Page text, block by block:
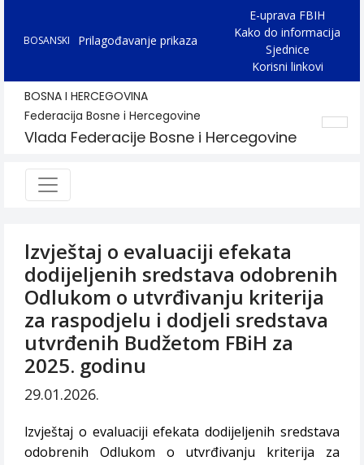
BOSANSKI Prilagođavanje prikaza
E-uprava FBIH
Kako do informacija
Sjednice
Korisni linkovi
BOSNA I HERCEGOVINA
Federacija Bosne i Hercegovine
Vlada Federacije Bosne i Hercegovine
lzvještaj o evaluaciji efekata
dodijeljenih sredstava odobrenih
Odlukom o utvrđivanju kriterija
za raspodjelu i dodjeli sredstava
utvrđenih Budžetom FBiH za
2025. godinu
29.01.2026.
lzvještaj o evaluaciji efekata dodijeljenih sredstava
odobrenih Odlukom o utvrđivanju kriterija za